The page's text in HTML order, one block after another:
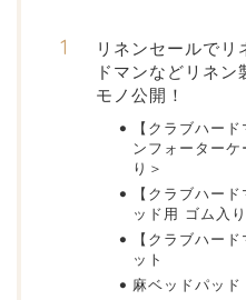
リネンセールでリ
ドマンなどリネ
モノ公開！
【クラブハー
ンフォーター
り＞
【クラブハー
ッド用 ゴム入
【クラブハー
ット
麻ベッドパッド